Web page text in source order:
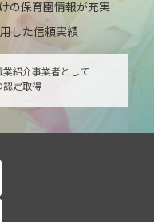
の保育園情報が充実
した信頼実績
業紹介事業者として
認定取得